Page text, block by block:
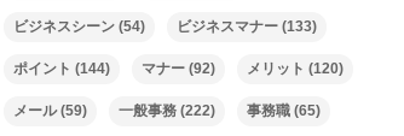
ビジネスシーン (54) ビジネスマナー (133)
ポイント (144) マナー (92) メリット (120)
メール(59) 一般事務 (222) 事務職 (65)